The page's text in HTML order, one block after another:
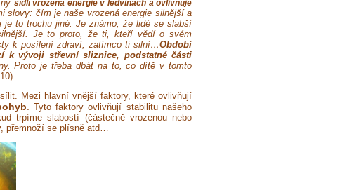
sídlí vrozená energie v ledvinách a ovlivňuje
slovy: čím je naše vrozená energie silnější a
to trochu jiné. Je známo, že lidé se slabší
Je to proto, že ti, kteří vědí o svém
k posílení zdraví, zatímco ti silní…Období
k vývoji střevní sliznice, podstatné části
Proto je třeba dbát na to, co dítě v tomto
Mezi hlavní vnější faktory, které ovlivňují
Tyto faktory ovlivňují stabilitu našeho
trpíme slabostí (částečně vrozenou nebo
přemnoží se plísně atd…